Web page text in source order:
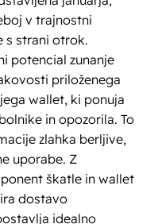
v trajnostni
s strani otrok.
potencial zunanje
priloženega
wallet, ki ponuja
in opozorila. To
zlahka berljive,
uporabe. Z
škatle in wallet
dostavo
idealno